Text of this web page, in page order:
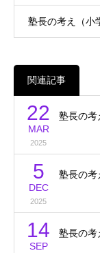
塾長の考え（
関連記事
22
MAR
2025
塾長の考
5
DEC
2025
塾長の考
14
SEP
塾長の